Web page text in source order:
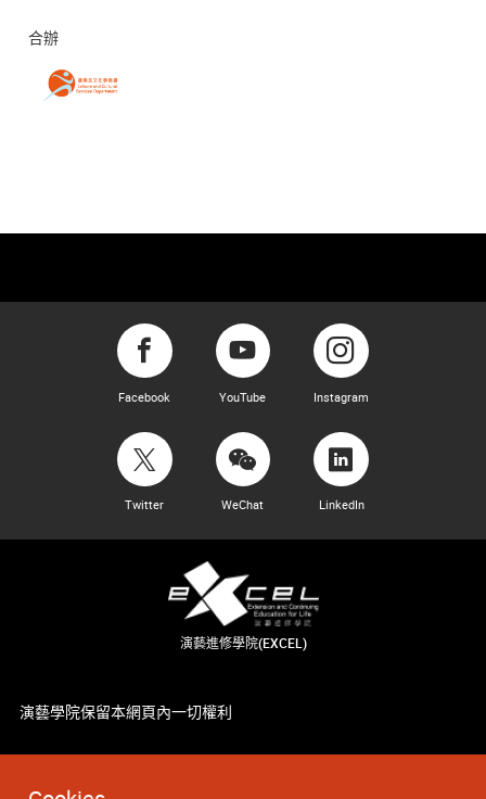
合辦
Facebook YouTube Instagram
Twitter WeChat LinkedIn
演藝進修學院(EXCEL)
演藝學院保留本網頁內一切權利